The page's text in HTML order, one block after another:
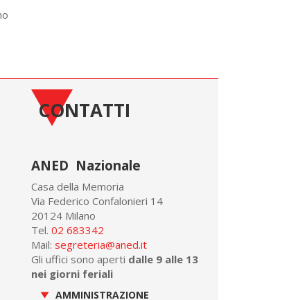
CONTATTI
ANED Nazionale
Casa della Memoria
Via Federico Confalonieri 14
20124 Milano
Tel. 02 683342
Mail: segreteria@aned.it
Gli uffici sono aperti dalle 9 alle 13
nei giorni feriali
AMMINISTRAZIONE